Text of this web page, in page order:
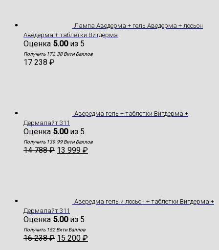
Лампа Аведерма + гель Аведерма + лосьон
Аведерма + таблетки Витдерма
Оценка 5.00из 5
Получить 172.38 Вити Баллов
17 238 ₽
Авередма гель + таблетки Витдерма +
Дермалайт 311
Оценка 5.00из 5
Получить 139.99 Вити Баллов
14 788₽ 13 999 ₽
Авередма гель и лосьон + таблетки Витдерма +
Дермалайт 311
Оценка 5.00из 5
Получить 152 Вити Баллов
16 238₽ 15 200 ₽